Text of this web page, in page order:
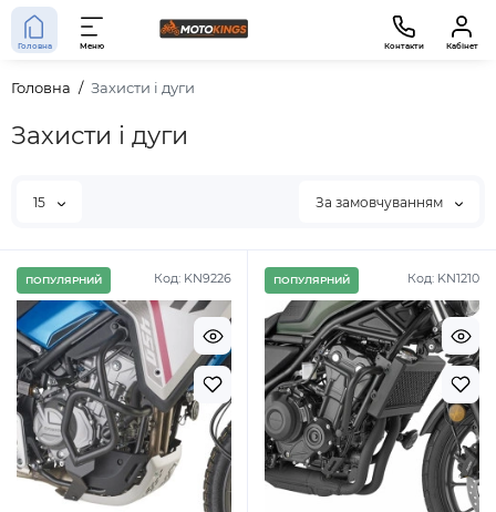
Головна Меню Контакти Кабінет
Головна Захисти і дуги
Захисти і дуги
15 За замовчуванням
Код: KN9226
ПОПУЛЯРНИЙ Код: KN1210
ПОПУЛЯРНИЙ